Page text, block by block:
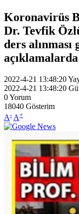
Koronavirüs
Dr. Tevfik
ders
2022-4-21 13:48:20
2022-4-21 13:48:20
0Yorum
18040 Gösterim
A- A+